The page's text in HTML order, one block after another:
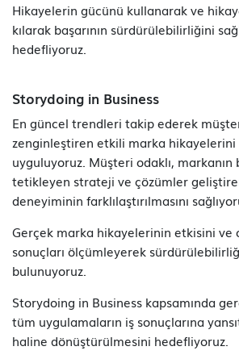
Hikayelerin gücünü kullanarak ve
kılarak başarının sürdürülebilirliğini
hedefliyoruz.
Storydoing in Business
En güncel trendleri takip ederek
zenginleştiren etkili marka hikayelerini
uyguluyoruz. Müşteri odaklı, markanın
tetikleyen strateji ve çözümler
deneyiminin farklılaştırılmasını
Gerçek marka hikayelerinin etkisini ve
sonuçları ölçümleyerek
bulunuyoruz.
Storydoing in Business kapsamında
tüm uygulamaların iş sonuçlarına
haline dönüştürülmesini hedefliyoruz.